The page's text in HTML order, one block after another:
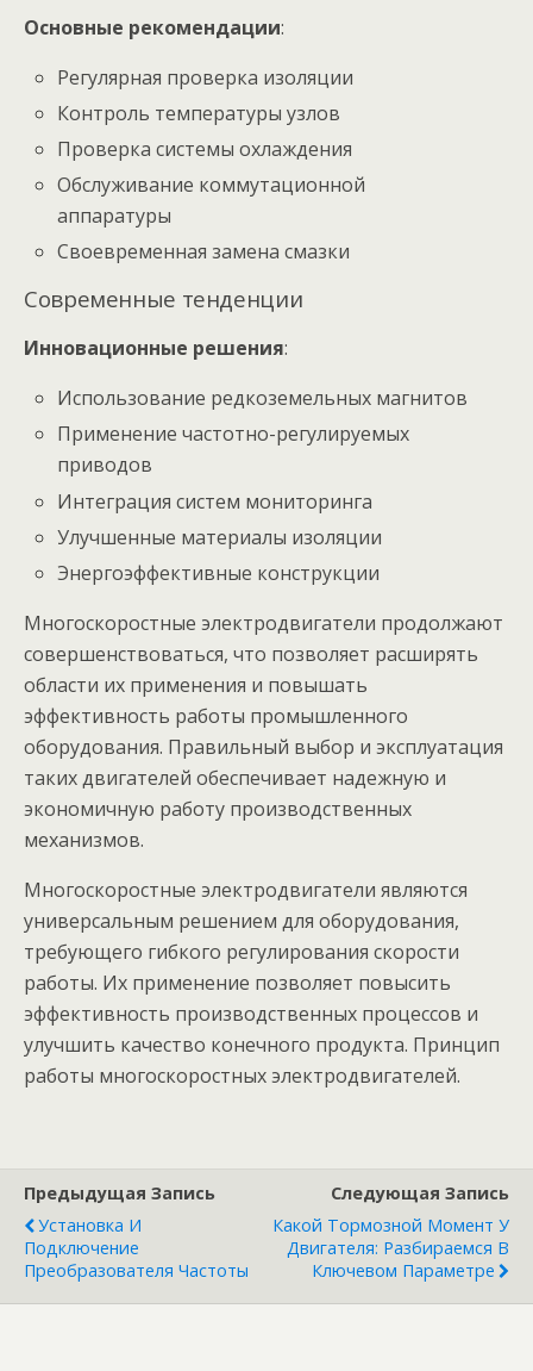
Основные рекомендации:
Регулярная проверка изоляции
Контроль температуры узлов
Проверка системы охлаждения
Обслуживание коммутационной
аппаратуры
Своевременная замена смазки
Современные тенденции
Инновационные решения:
Использование редкоземельных магнитов
Применение частотно-регулируемых
приводов
Интеграция систем мониторинга
Улучшенные материалы изоляции
Энергоэффективные конструкции
Многоскоростные электродвигатели продолжают
совершенствоваться, что позволяет расширять
области их применения и повышать
эффективность работы промышленного
оборудования. Правильный выбор и эксплуатация
таких двигателей обеспечивает надежную и
экономичную работу производственных
механизмов.
Многоскоростные электродвигатели являются
универсальным решением для оборудования,
требующего гибкого регулирования скорости
работы. Их применение позволяет повысить
эффективность производственных процессов и
улучшить качество конечного продукта. Принцип
работы многоскоростных электродвигателей.
Предыдущая Запись
Установка И
Подключение
Преобразователя Частоты
Следующая Запись
Какой Тормозной Момент У
Двигателя: Разбираемся В
Ключевом Параметре